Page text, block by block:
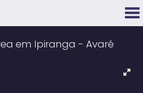
em Ipiranga - Avaré